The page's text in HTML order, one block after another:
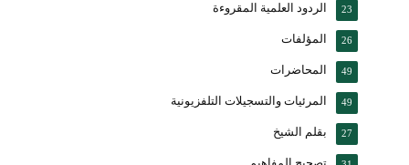
الردود العلمية المقروءة 23
المؤلفات 26
المحاضرات 49
المرئيات والتسجيلات التلفزيونية 49
بقلم الشيخ 27